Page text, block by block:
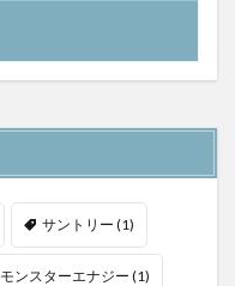
サントリー (1)
モンスターエナジー (1)